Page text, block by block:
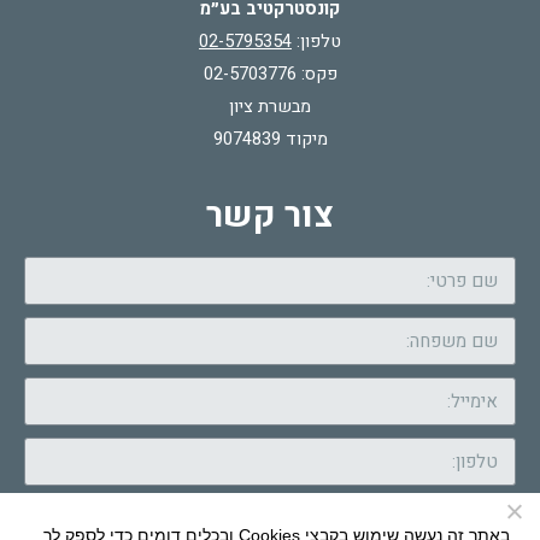
קונסטרקטיב בע״מ
טלפון: 02-5795354
פקס: 02-5703776
מבשרת ציון
מיקוד 9074839
צור קשר
באתר זה נעשה שימוש בקבצי Cookies ובכלים דומים כדי לספק לך